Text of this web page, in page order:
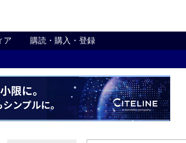
ア 購読・購入・登録